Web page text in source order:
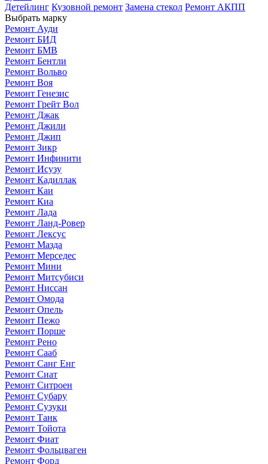
Детейлинг Кузовной ремонт Замена стекол Ремонт АКПП
Выбрать марку
Ремонт Ауди
Ремонт БИД
Ремонт БМВ
Ремонт Бентли
Ремонт Вольво
Ремонт Воя
Ремонт Генезис
Ремонт Грейт Вол
Ремонт Джак
Ремонт Джили
Ремонт Джип
Ремонт Зикр
Ремонт Инфинити
Ремонт Исузу
Ремонт Кадиллак
Ремонт Каи
Ремонт Киа
Ремонт Лада
Ремонт Ланд-Ровер
Ремонт Лексус
Ремонт Мазда
Ремонт Мерседес
Ремонт Мини
Ремонт Митсубиси
Ремонт Ниссан
Ремонт Омода
Ремонт Опель
Ремонт Пежо
Ремонт Порше
Ремонт Рено
Ремонт Сааб
Ремонт Санг Енг
Ремонт Сиат
Ремонт Ситроен
Ремонт Субару
Ремонт Сузуки
Ремонт Танк
Ремонт Тойота
Ремонт Фиат
Ремонт Фольцваген
Ремонт Форд